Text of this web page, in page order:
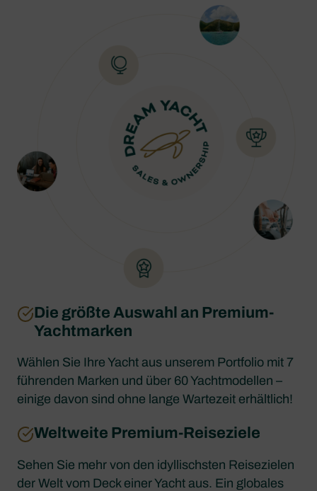
Die größte Auswahl an Premium-
Yachtmarken
Wählen Sie Ihre Yacht aus unserem Portfolio mit 7
führenden Marken und über 60 Yachtmodellen –
einige davon sind ohne lange Wartezeit erhältlich!
Weltweite Premium-Reiseziele
Sehen Sie mehr von den idyllischsten Reisezielen
der Welt vom Deck einer Yacht aus. Ein globales